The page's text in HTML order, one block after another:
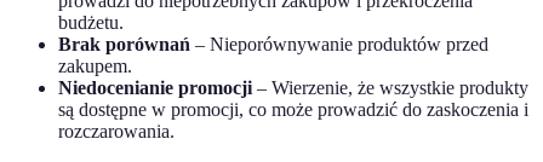
budżetu.
Brak porównań – Nieporównywanie produktów przed
zakupem.
Niedocenianie promocji – Wierzenie, że wszystkie produkty
są dostępne w promocji, co może prowadzić do zaskoczenia i
rozczarowania.